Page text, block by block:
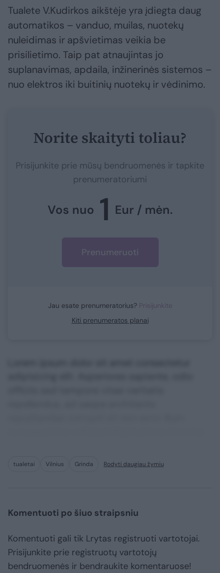
Tualete V.Kudirkos aikštėje yra įdiegta daug
automatikos – vanduo, muilas, nuotekų
nuleidimas ir apšvietimas veikia be
prisilietimo. Taip pat atnaujintas jo
suplanavimas, apdaila, inžinerinės sistemos –
nuo elektros iki buitinių nuotekų ir vėdinimo.
Norite skaityti toliau?
Prisijunkite prie mūsų bendruomenės ir tapkite
prenumeratoriumi
Vos nuo 1 Eur / mėn.
Prenumeruoti
Jau esate prenumeratorius? Prisijunkite
Kiti prenumeratos planai
tualetai Vilnius Grinda Rodyti daugiau žymių
Komentuoti po šiuo straipsniu
Komentuoti gali tik Lrytas registruoti vartotojai.
Prisijunkite prie registruotų vartotojų
bendruomenės ir bendraukite komentaruose!